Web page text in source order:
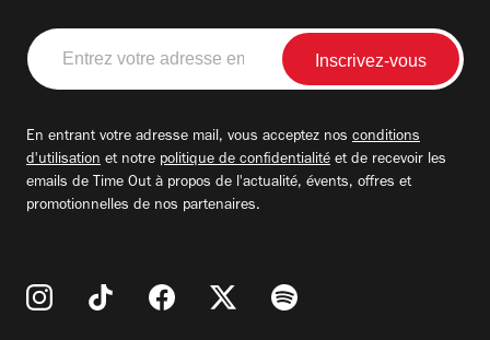
Entrez
votre
adresse
En entrant votre adresse mail, vous acceptez nos conditions
d'utilisation et notre politique de confidentialité et de recevoir les
emails de Time Out à propos de l'actualité, évents, offres et
promotionnelles de nos partenaires.